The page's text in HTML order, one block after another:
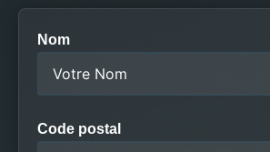
Nom
Code postal